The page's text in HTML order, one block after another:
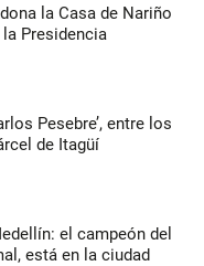
la Casa de Nariño
Presidencia
Pesebre’, entre los
de Itagüí
el campeón del
está en la ciudad